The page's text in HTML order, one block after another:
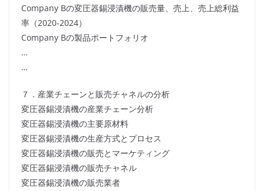
Company Bの変圧器錫浸漬機の販売量、売上、売上総利益
率（2020-2024）
Company Bの製品ポートフォリオ
…
…
７．産業チェーンと販売チャネルの分析
変圧器錫浸漬機の産業チェーン分析
変圧器錫浸漬機の主要原材料
変圧器錫浸漬機の生産方式とプロセス
変圧器錫浸漬機の販売とマーケティング
変圧器錫浸漬機の販売チャネル
変圧器錫浸漬機の販売業者